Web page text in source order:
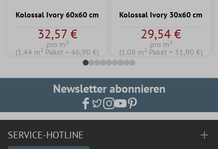
Kolossal Ivory 60x60 cm
32,57 €
pro m²
(1.44 m² Paket = 46,90 €)
Kolossal Ivory 30x60 cm
29,54 €
pro m²
(1.08 m² Paket = 31,90 €)
Newsletter abonnieren
SERVICE-HOTLINE